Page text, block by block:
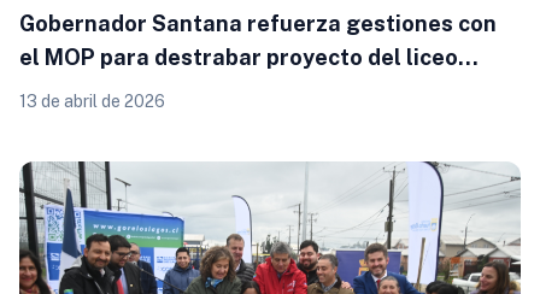
Gobernador Santana refuerza gestiones con
el MOP para destrabar proyecto del liceo
Carmela Carvajal de Osorno
13 de abril de 2026